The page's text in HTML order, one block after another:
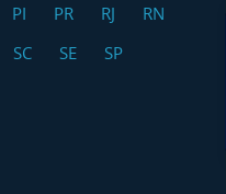
PI PR RJ
RN
SC SE
SP